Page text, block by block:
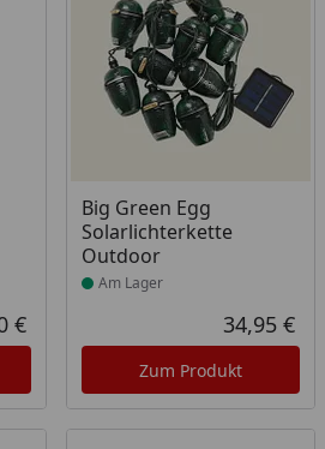
Aktueller Preis
€
Big Green Egg
Solarlichterkette
Outdoor
Produkt am Lager
Am Lager
34,95 €
Zum Produkt